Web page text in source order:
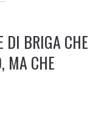
DI BRIGA CHE
MA CHE